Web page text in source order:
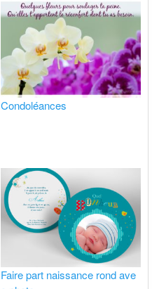
Condoléances
Faire part naissance rond ave